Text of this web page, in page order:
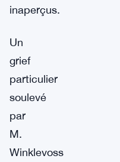
inaperçus.
Un
grief
particulier
soulevé
par
M.
Winklevoss